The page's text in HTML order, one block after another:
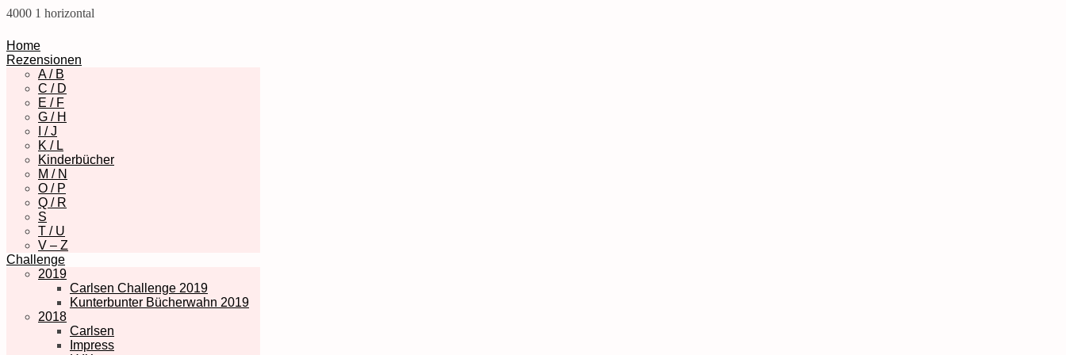
4000 1 horizontal
Home
Rezensionen
A / B
C / D
E / F
G / H
I / J
K / L
Kinderbücher
M / N
O / P
Q / R
S
T / U
V – Z
Challenge
2019
Carlsen Challenge 2019
Kunterbunter Bücherwahn 2019
2018
Carlsen
Impress